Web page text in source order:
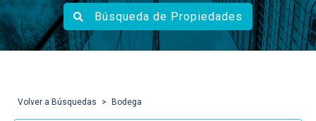
Búsqueda de Propiedades
Volver a Búsquedas Bodega